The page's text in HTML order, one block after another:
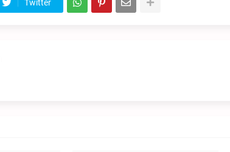
Twitter